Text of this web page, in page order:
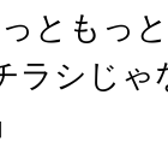
ともっ
ラシじ